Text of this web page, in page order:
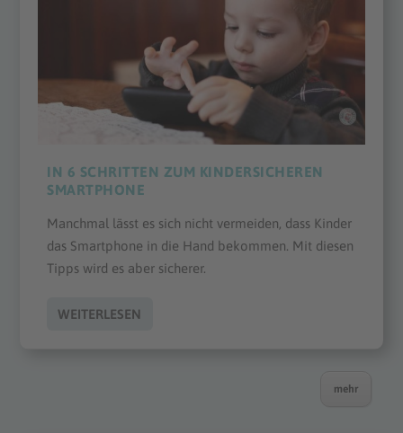
IN 6 SCHRITTEN ZUM KINDERSICHEREN
SMARTPHONE
Manchmal lässt es sich nicht vermeiden, dass Kinder
das Smartphone in die Hand bekommen. Mit diesen
Tipps wird es aber sicherer.
WEITERLESEN
mehr